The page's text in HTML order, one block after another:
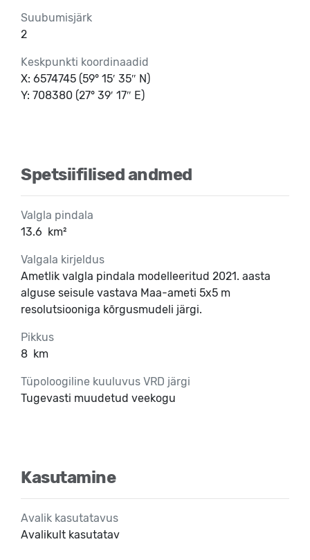
Suubumisjärk
2
Keskpunkti koordinaadid
X: 6574745 (59° 15′ 35″ N)
Y: 708380 (27° 39′ 17″ E)
Spetsiifilised andmed
Valgla pindala
13.6 km²
Valgala kirjeldus
Ametlik valgla pindala modelleeritud 2021. aasta
alguse seisule vastava Maa-ameti 5x5 m
resolutsiooniga kõrgusmudeli järgi.
Pikkus
8 km
Tüpoloogiline kuuluvus VRD järgi
Tugevasti muudetud veekogu
Kasutamine
Avalik kasutatavus
Avalikult kasutatav